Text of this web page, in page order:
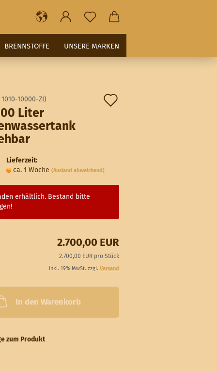
BRENNSTOFFE UNSERE MARKEN
1010-10000-ZI)
Liter
Lieferzeit:
ca. 1 Woche (Ausland abweichend)
erhältlich. Bestand bitte
2.700,00 EUR
2.700,00 EUR pro Stück
inkl. 19% MwSt. zzgl. Versand
In den Warenkorb
zum Produkt